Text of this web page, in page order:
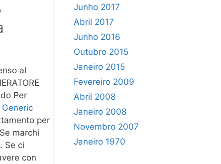
al
Per
per
marchi
Se ci
con
Junho 2017
Abril 2017
Junho 2016
Outubro 2015
Janeiro 2015
Fevereiro 2009
Abril 2008
Janeiro 2008
Novembro 2007
Janeiro 1970